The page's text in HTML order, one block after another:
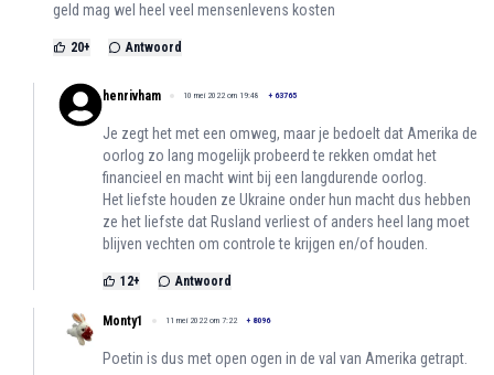
geld mag wel heel veel mensenlevens kosten
20+ Antwoord
henrivham 10 mei 2022 om 19:48 + 63765
Je zegt het met een omweg, maar je bedoelt dat Amerika de
oorlog zo lang mogelijk probeerd te rekken omdat het
financieel en macht wint bij een langdurende oorlog.
Het liefste houden ze Ukraine onder hun macht dus hebben
ze het liefste dat Rusland verliest of anders heel lang moet
blijven vechten om controle te krijgen en/of houden.
12+ Antwoord
Monty1 11 mei 2022 om 7:22 + 8096
Poetin is dus met open ogen in de val van Amerika getrapt.